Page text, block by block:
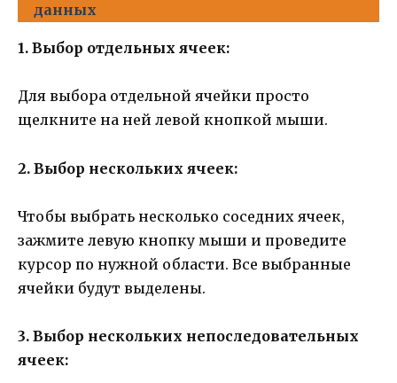
данных
1. Выбор отдельных ячеек:
Для выбора отдельной ячейки просто
щелкните на ней левой кнопкой мыши.
2. Выбор нескольких ячеек:
Чтобы выбрать несколько соседних ячеек,
зажмите левую кнопку мыши и проведите
курсор по нужной области. Все выбранные
ячейки будут выделены.
3. Выбор нескольких непоследовательных
ячеек: